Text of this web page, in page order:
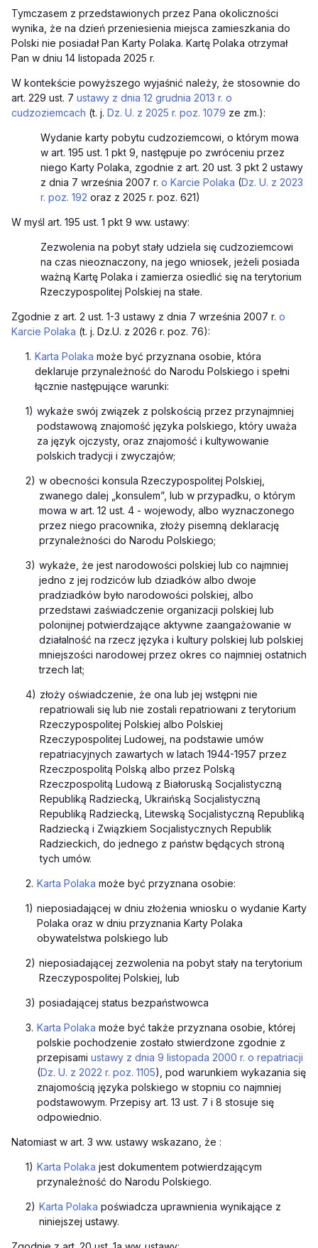
Tymczasem z przedstawionych przez Pana okoliczności
wynika, że na dzień przeniesienia miejsca zamieszkania do
Polski nie posiadał Pan Karty Polaka. Kartę Polaka otrzymał
Pan w dniu 14 listopada 2025 r.
W kontekście powyższego wyjaśnić należy, że stosownie do
art. 229 ust. 7 ustawy z dnia 12 grudnia 2013 r. o
cudzoziemcach (t. j. Dz. U. z 2025 r. poz. 1079 ze zm.):
Wydanie karty pobytu cudzoziemcowi, o którym mowa
w art. 195 ust. 1 pkt 9, następuje po zwróceniu przez
niego Karty Polaka, zgodnie z art. 20 ust. 3 pkt 2 ustawy
z dnia 7 września 2007 r. o Karcie Polaka (Dz. U. z 2023
r. poz. 192 oraz z 2025 r. poz. 621)
W myśl art. 195 ust. 1 pkt 9 ww. ustawy:
Zezwolenia na pobyt stały udziela się cudzoziemcowi
na czas nieoznaczony, na jego wniosek, jeżeli posiada
ważną Kartę Polaka i zamierza osiedlić się na terytorium
Rzeczypospolitej Polskiej na stałe.
Zgodnie z art. 2 ust. 1-3 ustawy z dnia 7 września 2007 r. o
Karcie Polaka (t. j. Dz.U. z 2026 r. poz. 76):
1. Karta Polaka może być przyznana osobie, która
deklaruje przynależność do Narodu Polskiego i spełni
łącznie następujące warunki:
1) wykaże swój związek z polskością przez przynajmniej
podstawową znajomość języka polskiego, który uważa
za język ojczysty, oraz znajomość i kultywowanie
polskich tradycji i zwyczajów;
2) w obecności konsula Rzeczypospolitej Polskiej,
zwanego dalej „konsulem”, lub w przypadku, o którym
mowa w art. 12 ust. 4 - wojewody, albo wyznaczonego
przez niego pracownika, złoży pisemną deklarację
przynależności do Narodu Polskiego;
3) wykaże, że jest narodowości polskiej lub co najmniej
jedno z jej rodziców lub dziadków albo dwoje
pradziadków było narodowości polskiej, albo
przedstawi zaświadczenie organizacji polskiej lub
polonijnej potwierdzające aktywne zaangażowanie w
działalność na rzecz języka i kultury polskiej lub polskiej
mniejszości narodowej przez okres co najmniej ostatnich
trzech lat;
4) złoży oświadczenie, że ona lub jej wstępni nie
repatriowali się lub nie zostali repatriowani z terytorium
Rzeczypospolitej Polskiej albo Polskiej
Rzeczypospolitej Ludowej, na podstawie umów
repatriacyjnych zawartych w latach 1944-1957 przez
Rzeczpospolitą Polską albo przez Polską
Rzeczpospolitą Ludową z Białoruską Socjalistyczną
Republiką Radziecką, Ukraińską Socjalistyczną
Republiką Radziecką, Litewską Socjalistyczną Republiką
Radziecką i Związkiem Socjalistycznych Republik
Radzieckich, do jednego z państw będących stroną
tych umów.
2. Karta Polaka może być przyznana osobie:
1) nieposiadającej w dniu złożenia wniosku o wydanie Karty
Polaka oraz w dniu przyznania Karty Polaka
obywatelstwa polskiego lub
2) nieposiadającej zezwolenia na pobyt stały na terytorium
Rzeczypospolitej Polskiej, lub
3) posiadającej status bezpaństwowca
3. Karta Polaka może być także przyznana osobie, której
polskie pochodzenie zostało stwierdzone zgodnie z
przepisami ustawy z dnia 9 listopada 2000 r. o repatriacji
(Dz. U. z 2022 r. poz. 1105), pod warunkiem wykazania się
znajomością języka polskiego w stopniu co najmniej
podstawowym. Przepisy art. 13 ust. 7 i 8 stosuje się
odpowiednio.
Natomiast w art. 3 ww. ustawy wskazano, że :
1) Karta Polaka jest dokumentem potwierdzającym
przynależność do Narodu Polskiego.
2) Karta Polaka poświadcza uprawnienia wynikające z
niniejszej ustawy.